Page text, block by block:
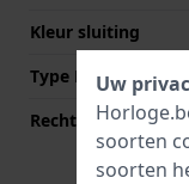
Kleur sluiting
Type Bevestiging
Rechte aanzet
Uw
soorten
soorten